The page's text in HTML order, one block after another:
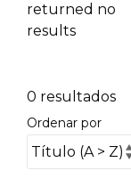
returned no
results
0 resultados
Ordenar por